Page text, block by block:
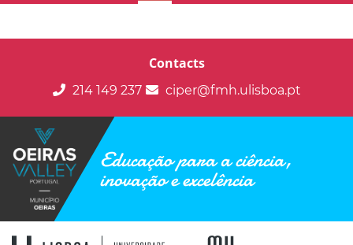
Contacts
214 149 237 ciper@fmh.ulisboa.pt
Educação para a ciência,
inovação e excelência